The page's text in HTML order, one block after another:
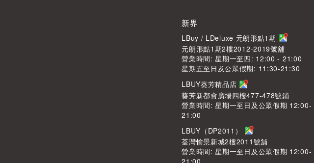
新界
LBuy / LDeluxe 元朗形點1期
元朗形點1期2樓2012-2019號舖
營業時間: 星期一至四: 12:00 - 21:00
星期五至日及公眾假期: 11:30-21:30
LBUY葵芳精品店
葵芳新都會廣場四樓477-478號鋪
營業時間: 星期一至日及公眾假期 12:00-
21:00
LBUY（DP2011）
荃灣愉景新城2樓2011號舖
營業時間: 星期一至日及公眾假期 12:00-
21:00